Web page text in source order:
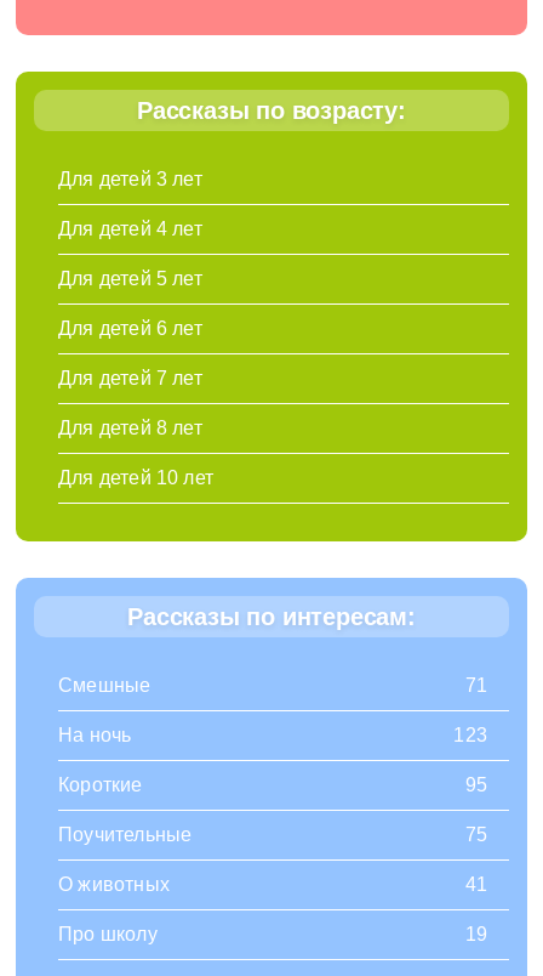
Рассказы по возрасту:
Для детей 3 лет
Для детей 4 лет
Для детей 5 лет
Для детей 6 лет
Для детей 7 лет
Для детей 8 лет
Для детей 10 лет
Рассказы по интересам:
Смешные 71
На ночь 123
Короткие 95
Поучительные 75
О животных 41
Про школу 19